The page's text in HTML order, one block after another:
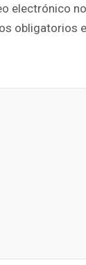
electrónico
obligatorios